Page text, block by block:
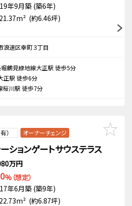
年9月築 (築6年)
(約6.46坪)
浪速区幸町３丁目
堀鶴見緑地線大正駅 徒歩5分
正駅 徒歩6分
桜川駅 徒歩7分
） オーナーチェンジ
ションゲートサウステラス
万円
%（想定）
年6月築 (築9年)
(約6.87坪)